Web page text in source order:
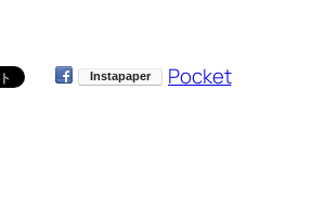
Pocket